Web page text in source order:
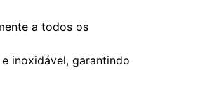
a todos os
inoxidável, garantindo